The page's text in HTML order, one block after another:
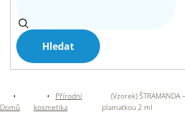
Hledat
Domů
Přírodní
kosmetika
(Vzorek)
plamatkou 2 ml